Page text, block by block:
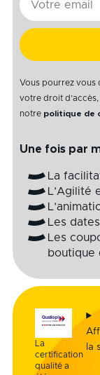
mail
Vous pourrez vous
votre droit
notre politique de
Une fois par
La
L’Agilité
Les
Les
boutique
La
certification
qualité a
la